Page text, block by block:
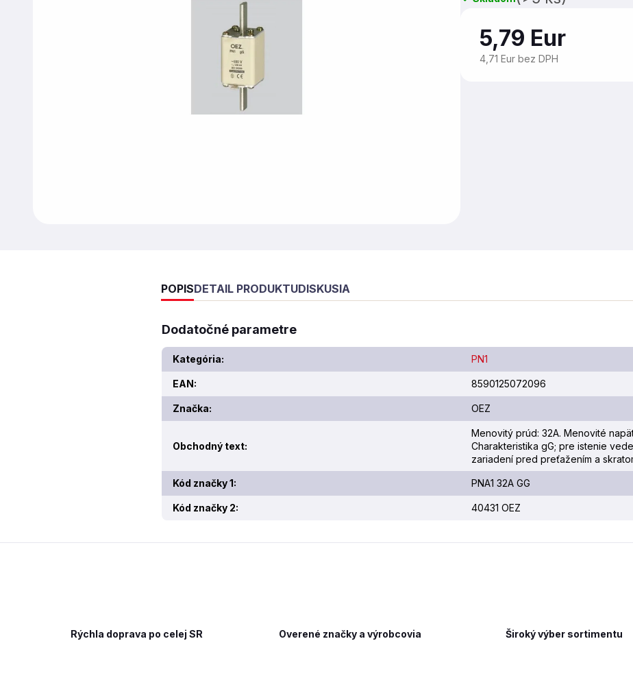
5,79 Eur
4,71 Eur bez DPH
POPISDETAIL PRODUKTUDISKUSIA
Dodatočné parametre
Kategória: PN1
EAN: 8590125072096
Značka: OEZ
Obchodný text:
Menovitý prúd: 32A. Menovité
Charakteristika gG; pre istenie
zariadení pred preťažením a
Kód značky 1: PNA1 32A GG
Kód značky 2: 40431 OEZ
Overené značky a výrobcovia
Rýchla doprava po celej SR Široký výber sortimentu